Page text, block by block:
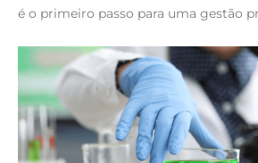
é o primeiro passo para uma gestão